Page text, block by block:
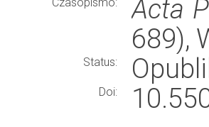
Acta
689),
Status:
Doi: